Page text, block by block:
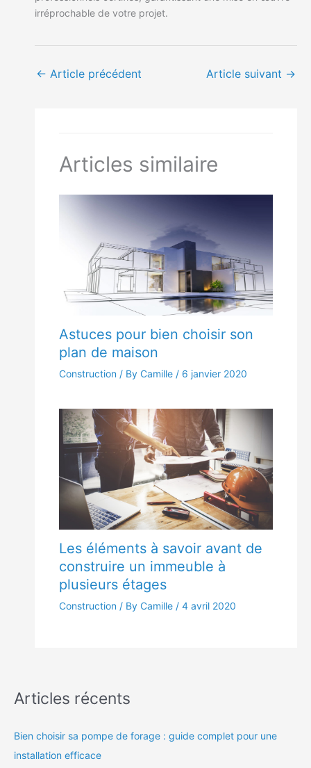
irréprochable de votre projet.
← Article précédent Article suivant →
Articles similaire
Astuces pour bien choisir son
plan de maison
Construction / By Camille / 6 janvier 2020
Les éléments à savoir avant de
construire un immeuble à
plusieurs étages
Construction / By Camille / 4 avril 2020
Articles récents
Bien choisir sa pompe de forage : guide complet pour une
installation efficace